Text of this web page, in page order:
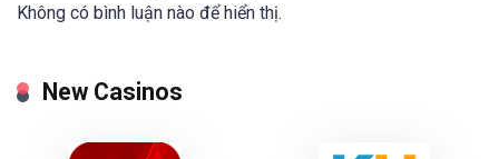
Không có bình luận nào để hiển thị.
New Casinos